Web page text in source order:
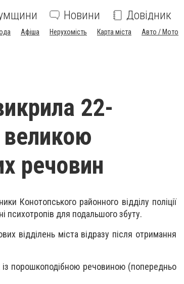
Новини Довідник
Афіша Нерухомість Карта міста
Авто / Мото
22-
великою
речовин
Конотопського районного відділу поліції
психотропів для подальшого збуту.
відділень міста відразу після отримання
порошкоподібною речовиною (попередньо